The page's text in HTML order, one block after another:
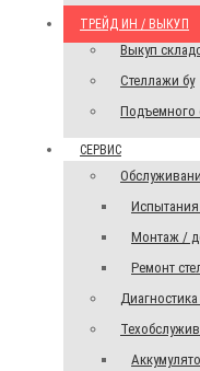
ТРЕЙД ИН / ВЫКУП
Выкуп
Стеллажи бу
Подъемного
СЕРВИС
Испытания
Монтаж /
Ремонт